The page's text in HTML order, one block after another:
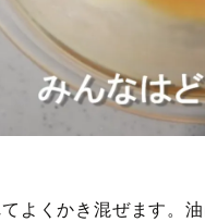
よくかき混ぜます。